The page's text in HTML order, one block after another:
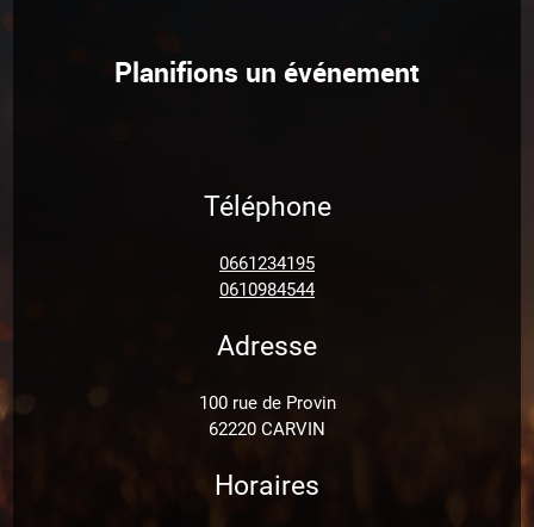
Planifions un événement
Téléphone
0661234195
0610984544
Adresse
100 rue de Provin
62220 CARVIN
Horaires